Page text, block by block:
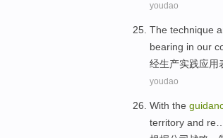
youdao
The technique
bearing in our
经生产实践应用
youdao
With the
territory and re…